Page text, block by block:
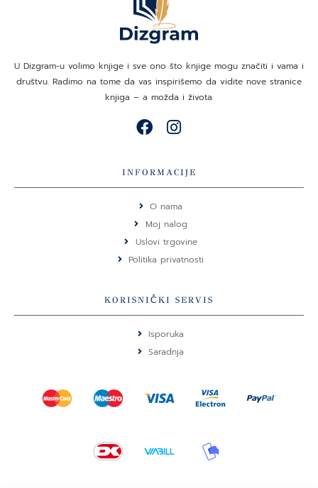
U Dizgram-u volimo knjige i sve ono što knjige mogu značiti i vama i
društvu. Radimo na tome da vas inspirišemo da vidite nove stranice
knjiga – a možda i života.
F
e
b
o
o
k
I
t
a
g
r
a
m
INFORMACIJE
O nama
Moj nalog
Uslovi trgovine
Politika privatnosti
KORISNIČKI SERVIS
Isporuka
Saradnja